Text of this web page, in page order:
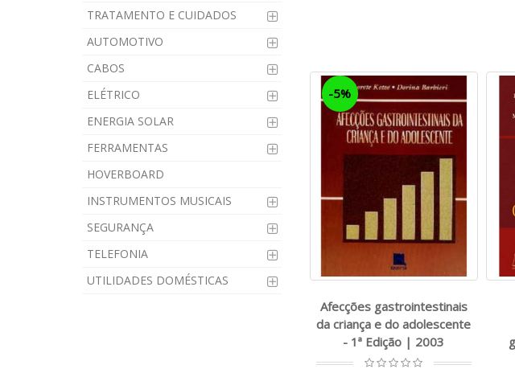
TRATAMENTO E CUIDADOS
AUTOMOTIVO
CABOS
ELÉTRICO
ENERGIA SOLAR
FERRAMENTAS
HOVERBOARD
INSTRUMENTOS MUSICAIS
SEGURANÇA
TELEFONIA
UTILIDADES DOMÉSTICAS
-5%
Afecções gastrointestinais
da criança e do adolescente
- 1ª Edição | 2003